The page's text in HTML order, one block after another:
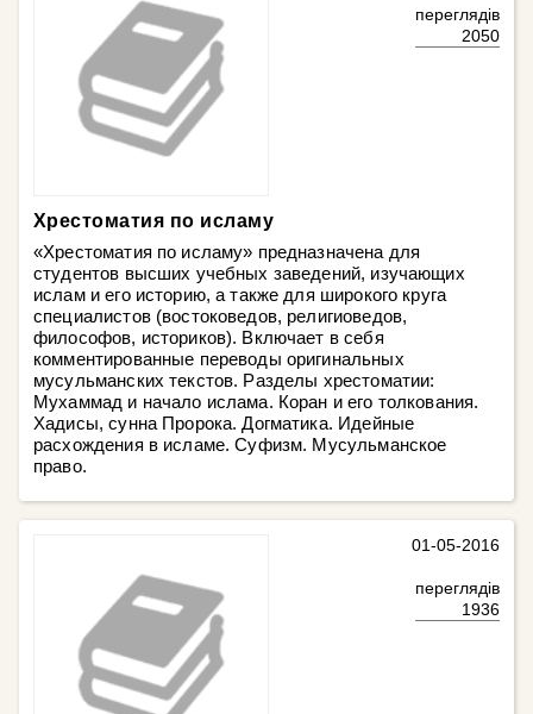
переглядів
2050
Хрестоматия по исламу
«Хрестоматия по исламу» предназначена для
студентов высших учебных заведений, изучающих
ислам и его историю, а также для широкого круга
специалистов (востоковедов, религиоведов,
философов, историков). Включает в себя
комментированные переводы оригинальных
мусульманских текстов. Разделы хрестоматии:
Мухаммад и начало ислама. Коран и его толкования.
Хадисы, сунна Пророка. Догматика. Идейные
расхождения в исламе. Суфизм. Мусульманское
право.
01-05-2016
переглядів
1936